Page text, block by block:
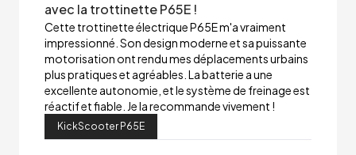
avec la trottinette P65E !
Cette trottinette électrique P65E m'a vraiment
impressionné. Son design moderne et sa puissante
motorisation ont rendu mes déplacements urbains
plus pratiques et agréables. La batterie a une
excellente autonomie, et le système de freinage est
réactif et fiable. Je la recommande vivement !
KickScooter P65E